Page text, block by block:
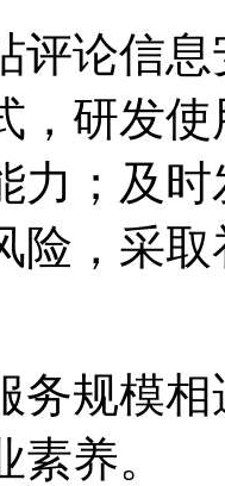
评论信
，研发
力；及
险，采
务规模
养。